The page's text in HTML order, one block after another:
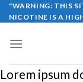
Skip
to
"WARNING: THIS
NICOTINE IS A
Lorem ipsum